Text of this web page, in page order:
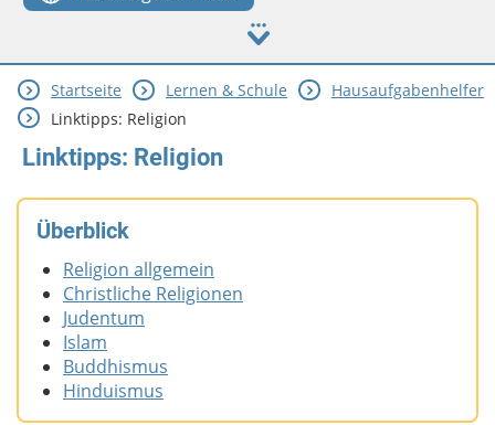
Hobby & Freizeit
Spiel & Spaß
Mitreden & Mitmachen
Startseite Lernen & Schule
Hausaufgabenhelfer
Linktipps: Religion
Linktipps: Religion
Überblick
Religion allgemein
Christliche Religionen
Judentum
Islam
Buddhismus
Hinduismus